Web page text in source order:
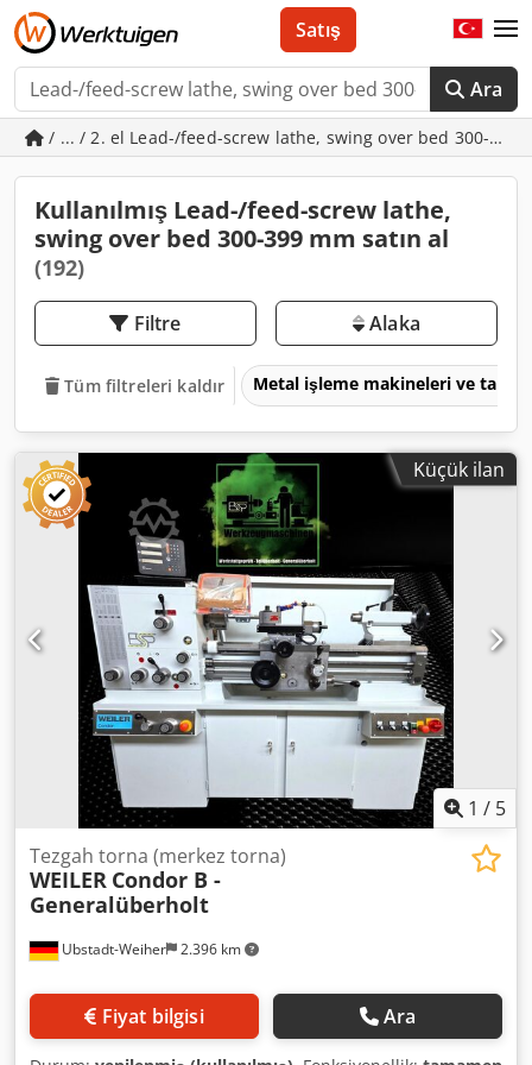
Ara
Satış
/ ... / 2. el Lead-/feed-screw lathe, swing over bed 300-399
Kullanılmış Lead-/feed-screw lathe,
swing over bed 300-399 mm satın al
(192)
Filtre Alaka
Tüm filtreleri kaldır Metal işleme makineleri ve
Küçük ilan
1 / 5
Ubstadt-Weiher 2.396 km
Tezgah torna (merkez torna)
WEILER Condor B -
Generalüberholt
Fiyat bilgisi Ara